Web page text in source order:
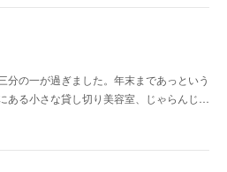
分の一が過ぎました。年末まであっという
ある小さな貸し切り美容室、じゃらんじ…